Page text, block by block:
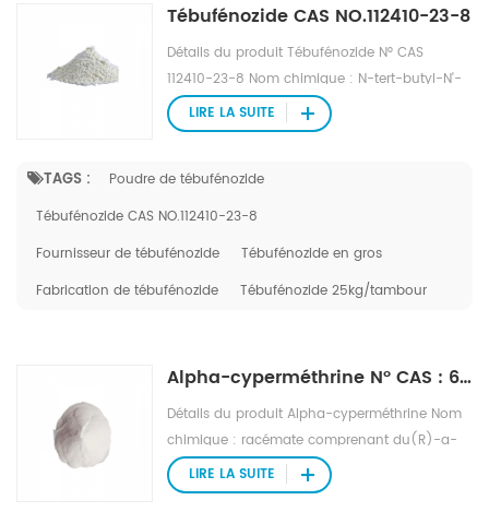
Tébufénozide CAS NO.112410-23-8
Détails du produit Tébufénozide N° CAS
112410-23-8 Nom chimique : N-tert-butyl-N'-
(4-éthylbenzoyl)-3,5-
diméthylbenzohydrazide Aspect : Poudre
Poids moléculaire : 352,5 Pression de vapeur :
1,56*10 -4 mPa Point de fusion : 191 ℃
TAGS :
Poudre de tébufénozide
Tébufénozide CAS NO.112410-23-8
Fournisseur de tébufénozide
Tébufénozide en gros
Fabrication de tébufénozide
Tébufénozide 25kg/tambour
LIRE LA SUITE
Alpha-cyperméthrine N° CAS : 67375-30-8
Détails du produit Alpha-cyperméthrine Nom
chimique : racémate comprenant du(R)-a-
cyano-3-phénoxybenzyl(1S,3S)-3-(2,2-
dichloroéthényl)-2,2-
LIRE LA SUITE